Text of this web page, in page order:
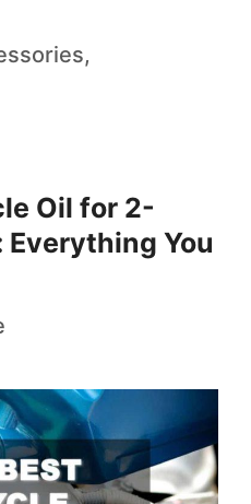
,
Oil for 2-
Everything You